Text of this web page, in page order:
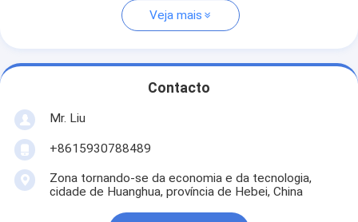
Veja mais
Contacto
Mr. Liu
+8615930788489
Zona tornando-se da economia e da tecnologia,
cidade de Huanghua, província de Hebei, China